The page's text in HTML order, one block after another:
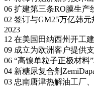
06 扩建第三条RO膜生产
02 签订与GM25万亿韩
2023
12 在美国田纳西州开工
09 成立为欧洲客户提供
06 “高镍单粒子正极材料
04 新糖尿复合剂
03 忠南唐津热解油工厂